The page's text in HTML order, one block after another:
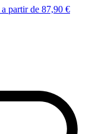
a partir de 87,90 €